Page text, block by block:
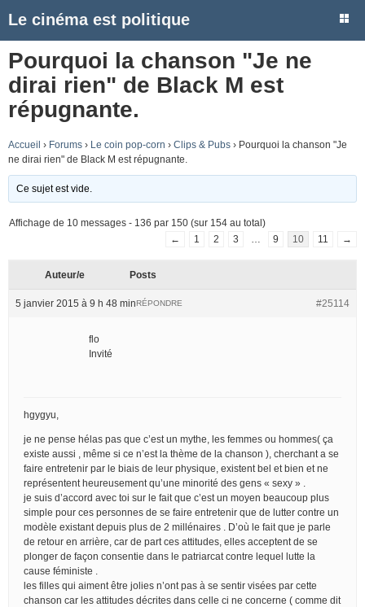
Le cinéma est politique
Pourquoi la chanson "Je ne
dirai rien" de Black M est
répugnante.
Accueil › Forums › Le coin pop-corn › Clips & Pubs › Pourquoi la chanson "Je
ne dirai rien" de Black M est répugnante.
Ce sujet est vide.
Affichage de 10 messages - 136 par 150 (sur 154 au total)
←
1 2 3 9 10 11 →
Auteur/e Posts
5 janvier 2015 à 9 h 48 min #25114
RÉPONDRE
flo
Invité
hgygyu,
je ne pense hélas pas que c’est un mythe, les femmes ou hommes( ça
existe aussi , même si ce n’est la thème de la chanson ), cherchant a se
faire entretenir par le biais de leur physique, existent bel et bien et ne
représentent heureusement qu’une minorité des gens « sexy » .
je suis d’accord avec toi sur le fait que c’est un moyen beaucoup plus
simple pour ces personnes de se faire entretenir que de lutter contre un
modèle existant depuis plus de 2 millénaires . D’où le fait que je parle
de retour en arrière, car de part ces attitudes, elles acceptent de se
plonger de façon consentie dans le patriarcat contre lequel lutte la
cause féministe .
les filles qui aiment être jolies n’ont pas à se sentir visées par cette
chanson car les attitudes décrites dans celle ci ne concerne ( comme dit